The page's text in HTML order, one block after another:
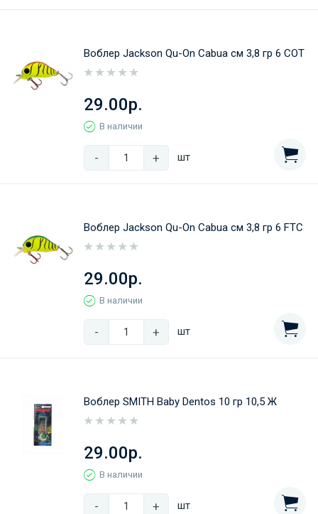
Воблер Jackson Qu-On Cabua см 3,8 гр 6 COT
29.00р.
В наличии
- + шт
Воблер Jackson Qu-On Cabua см 3,8 гр 6 FTC
29.00р.
В наличии
- + шт
Воблер SMITH Baby Dentos 10 гр 10,5 Ж
29.00р.
В наличии
- + шт